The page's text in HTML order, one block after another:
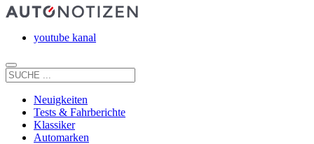
youtube kanal
Neuigkeiten
Tests & Fahrberichte
Klassiker
Automarken